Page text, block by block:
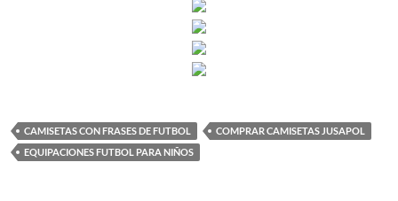
CAMISETAS CON FRASES DE FUTBOL
COMPRAR CAMISETAS JUSAPOL
EQUIPACIONES FUTBOL PARA NIÑOS